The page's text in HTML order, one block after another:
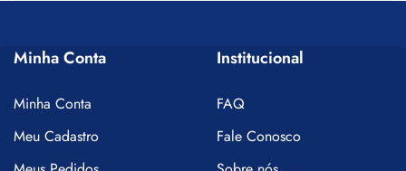
Minha Conta
Minha Conta
Meu Cadastro
Institucional
FAQ
Fale Conosco